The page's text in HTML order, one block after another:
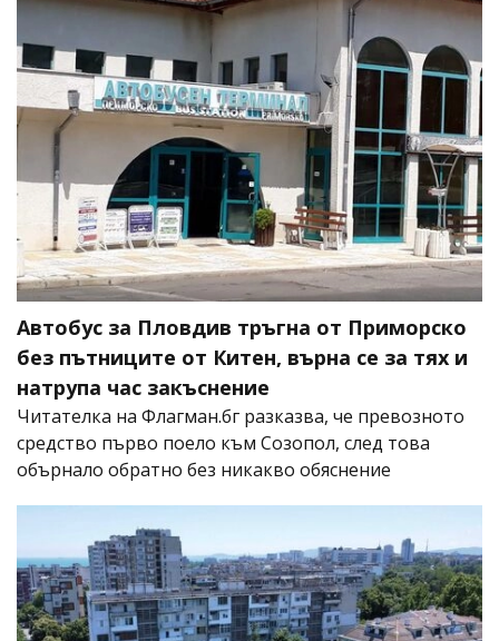
Автобус за Пловдив тръгна от Приморско
без пътниците от Китен, върна се за тях и
натрупа час закъснение
Читателка на Флагман.бг разказва, че превозното
средство първо поело към Созопол, след това
обърнало обратно без никакво обяснение